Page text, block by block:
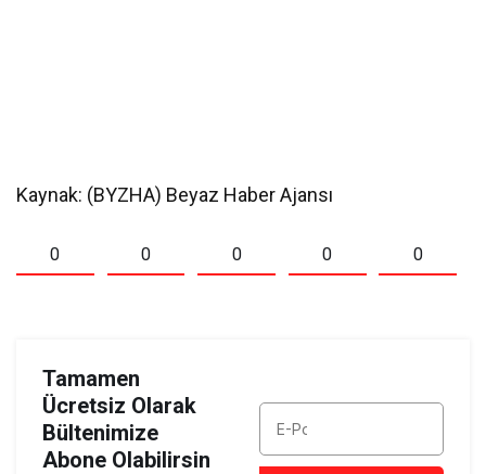
Kaynak: (BYZHA) Beyaz Haber Ajansı
0 0 0 0 0
Tamamen
Ücretsiz Olarak
Bültenimize
Abone Olabilirsin